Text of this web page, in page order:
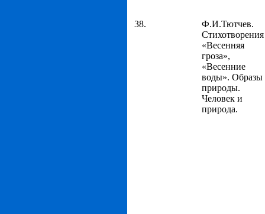
38.
Ф.И.Тютчев.
Стихотворения
«Весенняя
гроза»,
«Весенние
воды». Образы
природы.
Человек и
природа.